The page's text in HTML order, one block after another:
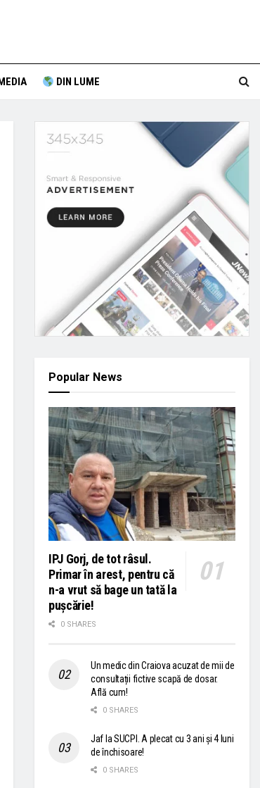
DIN LUME
Popular News
IPJ Gorj, de tot râsul.
Primar în arest, pentru că
n-a vrut să bage un tată la
pușcărie!
0 SHARES
Un medic din Craiova acuzat de mii de
consultații fictive scapă de dosar.
Află cum!
0 SHARES
Jaf la SUCPI. A plecat cu 3 ani și 4 luni
de închisoare!
0 SHARES